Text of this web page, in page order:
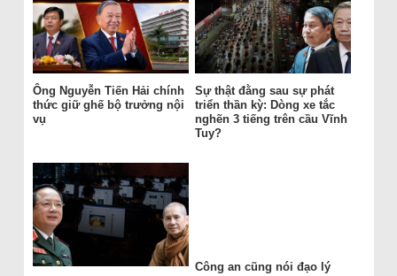
Ông Nguyễn Tiến Hải chính
thức giữ ghế bộ trưởng nội
vụ
Sự thật đằng sau sự phát
triển thần kỳ: Dòng xe tắc
nghẽn 3 tiếng trên cầu Vĩnh
Tuy?
Công an cũng nói đạo lý